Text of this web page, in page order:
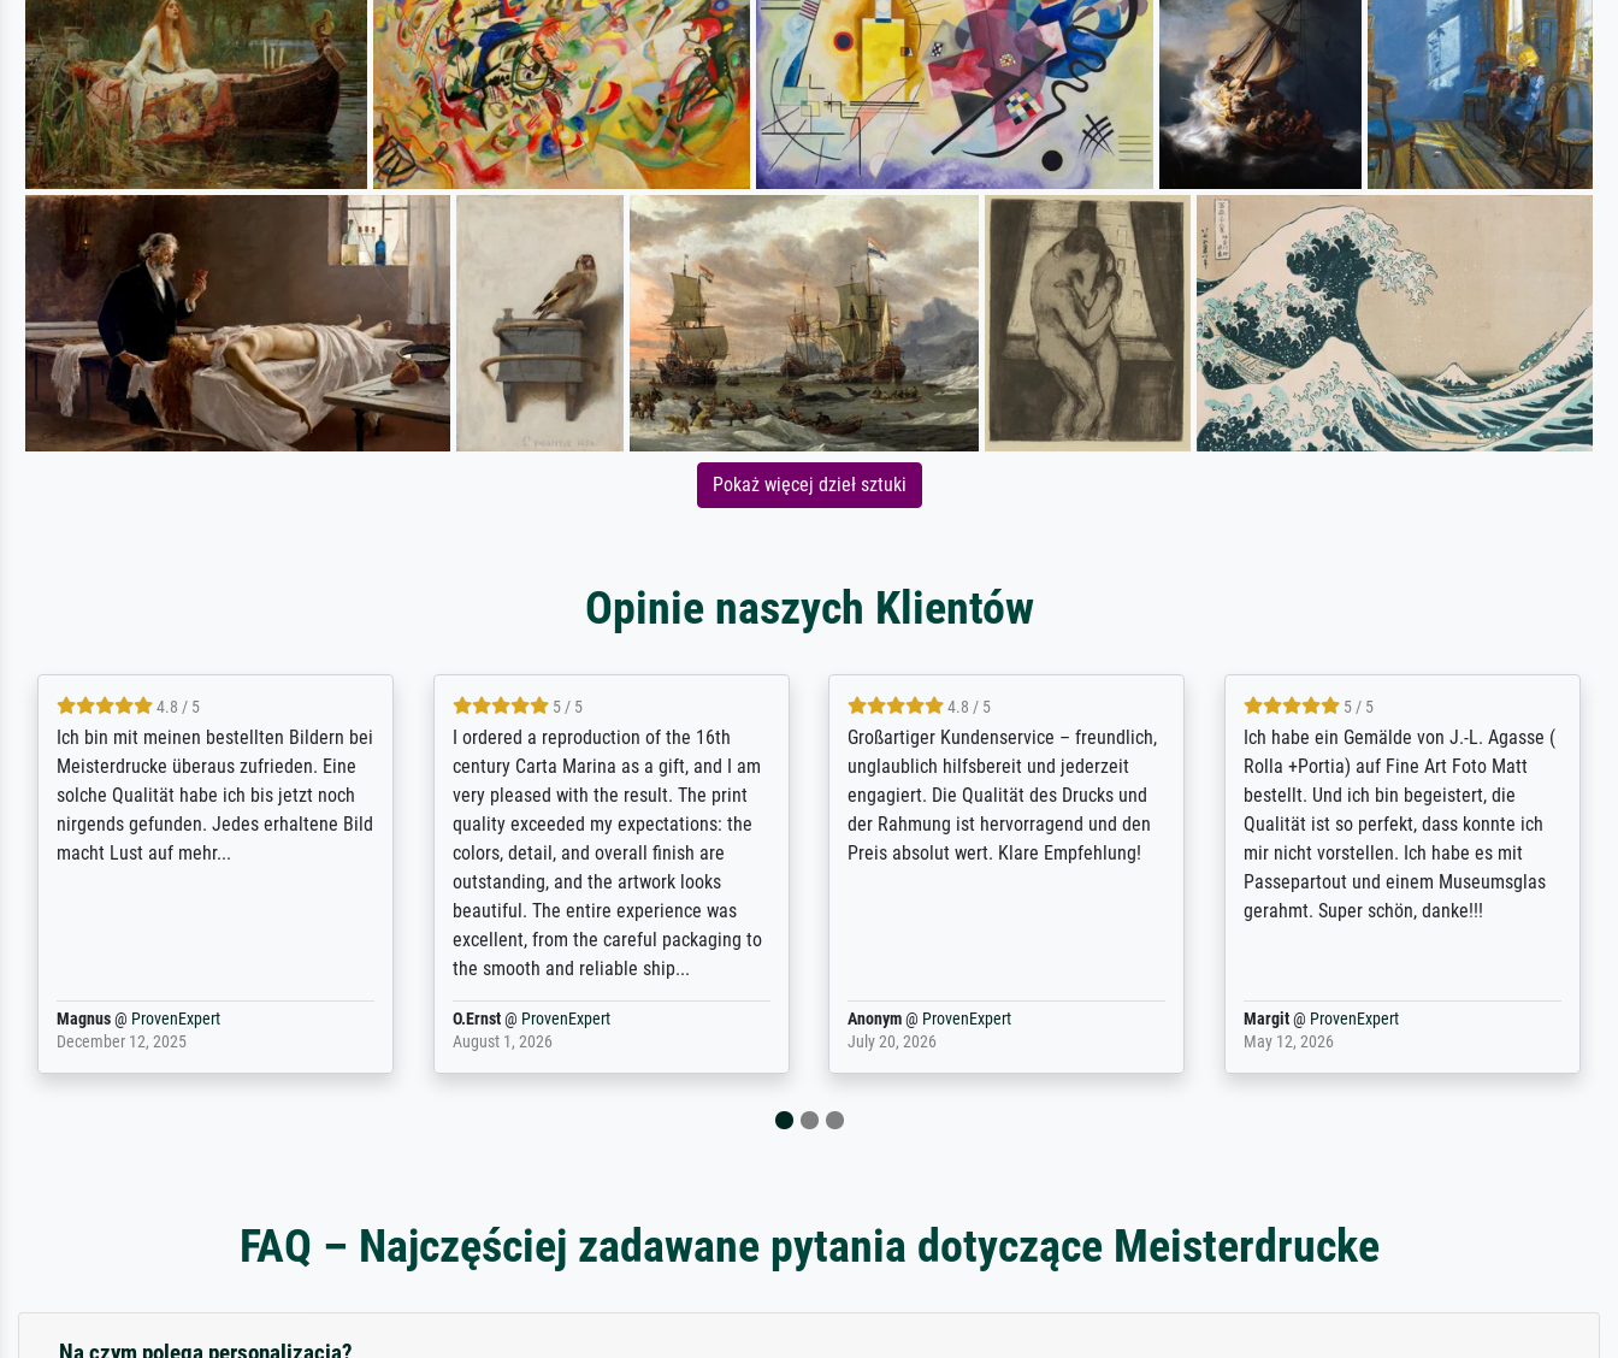
Pokaż więcej dzieł sztuki
Opinie naszych Klientów
5 / 5
Rundum positive Erfahrung. Die
Ausführung des Auftrags hat eine Weile
gedauert, die angekündigte Lieferzeit
wurde aber letztlich sogar etwas
unterschritten. Die Qualität des Papiers
Dr.@ProvenExpert
February 3, 2026
5 / 5
The team at Meisterdrucke strives to
meet its clients demands, and provides
expert advice on how to obtain the best
results for the prints requested by the
client. The company has a vast
repertoire of prints to choose from, and
will provide excellent service also with
regards to prints which are not in that
repertoire. Highly recommended!
Anonym@ProvenExpert
April 22, 2026
5 / 5
Outstanding quality and customer
support. - the quality of the printing is
excellent and difficult to distinguish
from the real thing; it will be my go-to
for high-quality art prints from now on -
Anonym@ ProvenExpert
January 12, 2026
4.8 / 5
Qualité absolument irréprochable.
Extraordinaire diversité des thèmes
abordés et personnalisation des
demandes (recadrage, réajustement des
couleurs). Relation clientèle parfaite.
Transport, réception sans aucun
problème. Merci à toute l'équipe ! Hervé
Anonym@ProvenExpert
March 31, 2025
FAQ – Najczęściej zadawane pytania dotyczące Meisterdrucke